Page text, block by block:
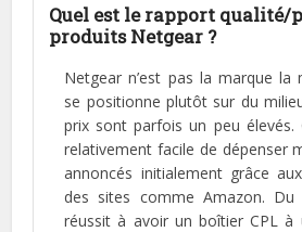
Quel est le rapport qualité/
produits Netgear ?
Netgear n’est pas la marque la
se positionne plutôt sur du
prix sont parfois un peu élevés.
relativement facile de dépenser
annoncés initialement grâce
des sites comme Amazon.
réussit à avoir un boîtier CPL à